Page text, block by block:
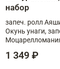
набор
запеч. ролл
Окунь унаги,
1 349 ₽